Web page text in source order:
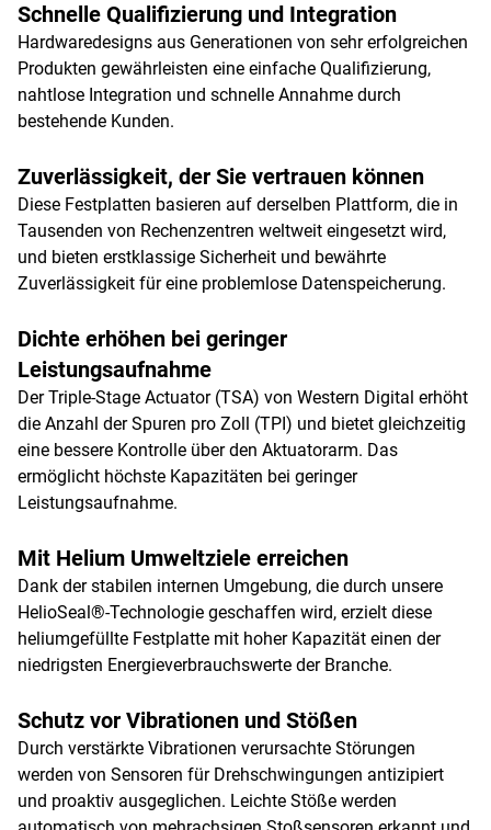
Schnelle Qualifizierung und Integration
Hardwaredesigns aus Generationen von sehr erfolgreichen
Produkten gewährleisten eine einfache Qualifizierung,
nahtlose Integration und schnelle Annahme durch
bestehende Kunden.
Zuverlässigkeit, der Sie vertrauen können
Diese Festplatten basieren auf derselben Plattform, die in
Tausenden von Rechenzentren weltweit eingesetzt wird,
und bieten erstklassige Sicherheit und bewährte
Zuverlässigkeit für eine problemlose Datenspeicherung.
Dichte erhöhen bei geringer
Leistungsaufnahme
Der Triple-Stage Actuator (TSA) von Western Digital erhöht
die Anzahl der Spuren pro Zoll (TPI) und bietet gleichzeitig
eine bessere Kontrolle über den Aktuatorarm. Das
ermöglicht höchste Kapazitäten bei geringer
Leistungsaufnahme.
Mit Helium Umweltziele erreichen
Dank der stabilen internen Umgebung, die durch unsere
HelioSeal®-Technologie geschaffen wird, erzielt diese
heliumgefüllte Festplatte mit hoher Kapazität einen der
niedrigsten Energieverbrauchswerte der Branche.
Schutz vor Vibrationen und Stößen
Durch verstärkte Vibrationen verursachte Störungen
werden von Sensoren für Drehschwingungen antizipiert
und proaktiv ausgeglichen. Leichte Stöße werden